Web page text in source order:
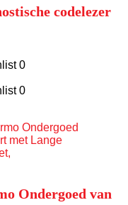
codelezer
0
0
Ondergoed van